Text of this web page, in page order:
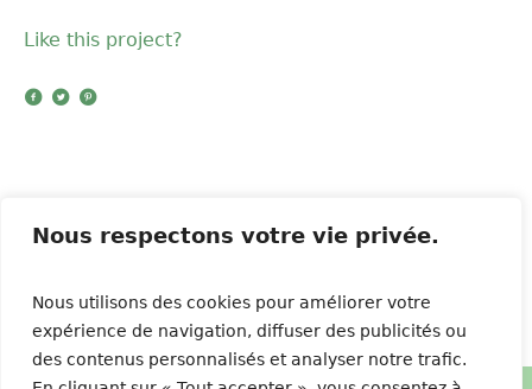
Nous respectons votre vie privée.
Nous utilisons des cookies pour améliorer votre
expérience de navigation, diffuser des publicités ou
des contenus personnalisés et analyser notre trafic.
Like this project?